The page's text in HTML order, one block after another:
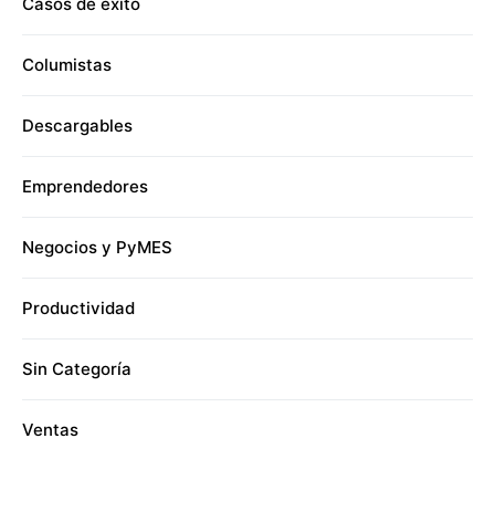
Columistas
Descargables
Emprendedores
Negocios y PyMES
Productividad
Sin Categoría
Ventas